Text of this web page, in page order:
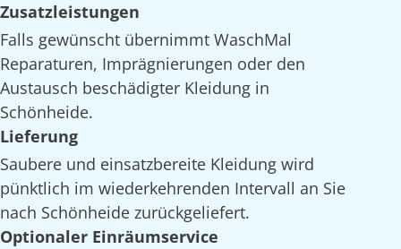
Zusatzleistungen
Falls gewünscht übernimmt WaschMal
Reparaturen, Imprägnierungen oder den
Austausch beschädigter Kleidung in
Schönheide.
Lieferung
Saubere und einsatzbereite Kleidung wird
pünktlich im wiederkehrenden Intervall an Sie
nach Schönheide zurückgeliefert.
Optionaler Einräumservice